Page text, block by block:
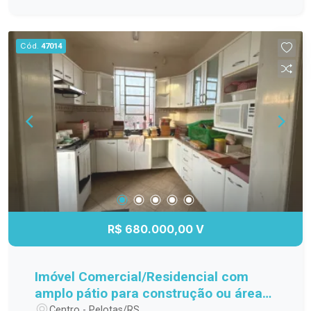
localizado. Entre em contato para mais
informações e agende sua visita!
Cód. 47014
R$ 680.000,00 V
Imóvel Comercial/Residencial com
amplo pátio para construção ou área